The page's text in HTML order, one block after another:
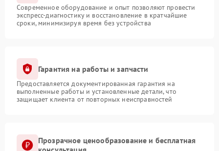
Современное оборудование и опыт позволяют провести
экспресс-диагностику и восстановление в кратчайшие
сроки, минимизируя время без устройства
Гарантия на работы и запчасти
Предоставляется документированная гарантия на
выполненные работы и установленные детали, что
защищает клиента от повторных неисправностей
Прозрачное ценообразование и бесплатная